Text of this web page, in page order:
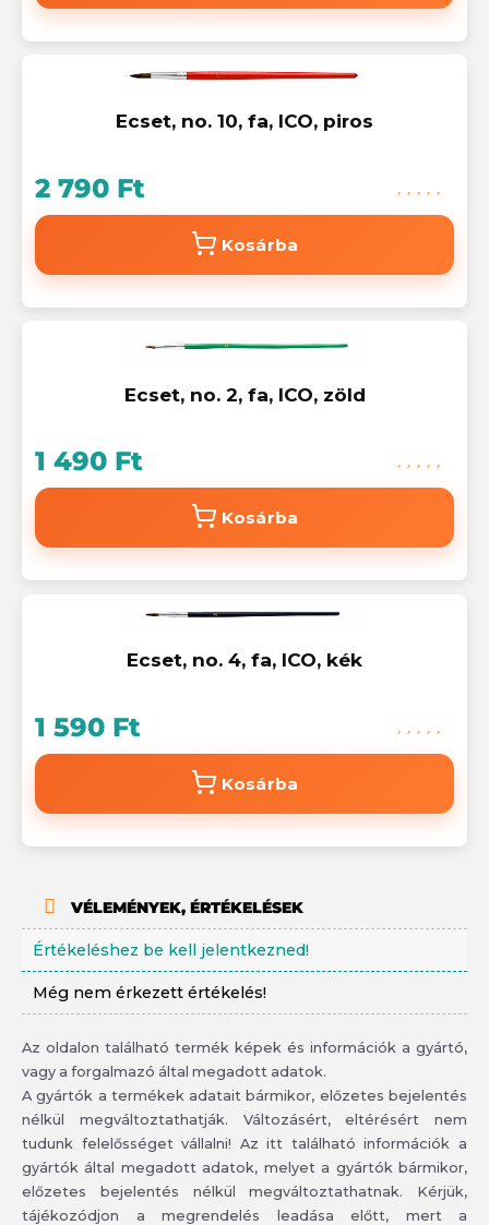
Ecset, no. 10, fa, ICO, piros
2 790 Ft
Kosárba
Ecset, no. 2, fa, ICO, zöld
1 490 Ft
Kosárba
Ecset, no. 4, fa, ICO, kék
1 590 Ft
Kosárba
VÉLEMÉNYEK, ÉRTÉKELÉSEK
Értékeléshez be kell jelentkezned!
Még nem érkezett értékelés!
Az oldalon található termék képek és információk a gyártó,
vagy a forgalmazó által megadott adatok.
A gyártók a termékek adatait bármikor, előzetes bejelentés
nélkül megváltoztathatják. Változásért, eltérésért nem
tudunk felelősséget vállalni! Az itt található információk a
gyártók által megadott adatok, melyet a gyártók bármikor,
előzetes bejelentés nélkül megváltoztathatnak. Kérjük,
tájékozódjon a megrendelés leadása előtt, mert a